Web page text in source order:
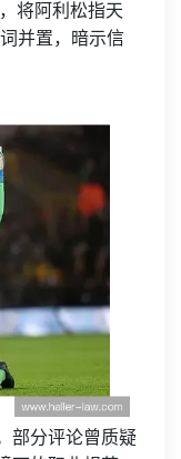
将阿利松指天
并置，暗示信
部分评论曾质疑